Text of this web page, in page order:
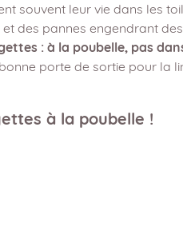
souvent leur vie dans les
des pannes engendrant
: à la poubelle, pas
porte de sortie pour la
à la poubelle !